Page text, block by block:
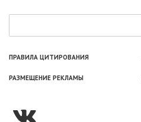
ПРАВИЛА ЦИТИРОВАНИЯ
РАЗМЕЩЕНИЕ РЕКЛАМЫ